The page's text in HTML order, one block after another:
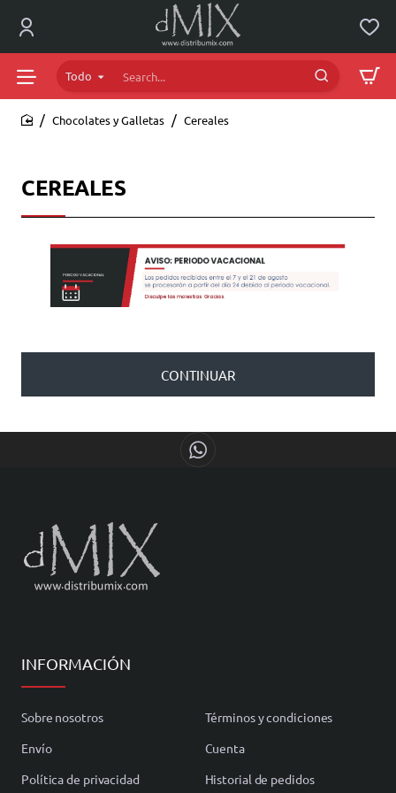
Todo
Search...
home
Chocolates y Galletas Cereales
CEREALES
CONTINUAR
INFORMACIÓN
Sobre nosotros
Envío
Política de privacidad
Términos y condiciones
Cuenta
Historial de pedidos